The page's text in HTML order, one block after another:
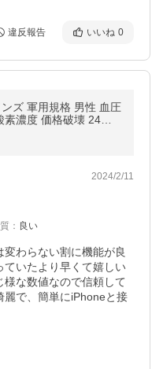
違反報告 いいね 0
ズ 軍用規格 男性 血圧
濃度 価格破壊 24時
書 iphone アンドロイ
2024/2/11
： 良い
わらない割に機能が良
ていたより早くて嬉しい
な数値なので信頼して
麗で、簡単にiPhoneと接